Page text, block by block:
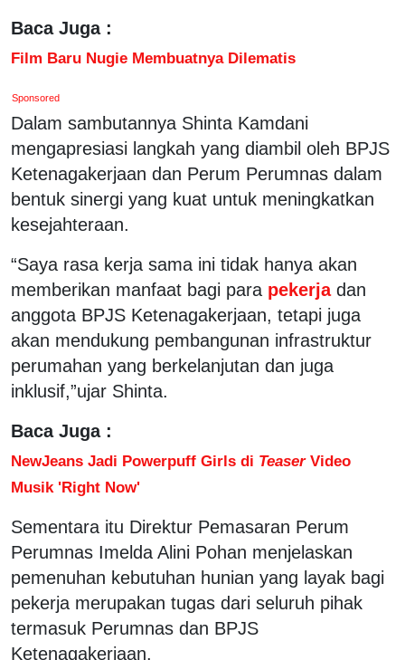
Baca Juga :
Film Baru Nugie Membuatnya Dilematis
Sponsored
Dalam sambutannya Shinta Kamdani
mengapresiasi langkah yang diambil oleh BPJS
Ketenagakerjaan dan Perum Perumnas dalam
bentuk sinergi yang kuat untuk meningkatkan
kesejahteraan.
“Saya rasa kerja sama ini tidak hanya akan
memberikan manfaat bagi para pekerja dan
anggota BPJS Ketenagakerjaan, tetapi juga
akan mendukung pembangunan infrastruktur
perumahan yang berkelanjutan dan juga
inklusif,”ujar Shinta.
Baca Juga :
NewJeans Jadi Powerpuff Girls di TeaserVideo
Musik 'Right Now'
Sementara itu Direktur Pemasaran Perum
Perumnas Imelda Alini Pohan menjelaskan
pemenuhan kebutuhan hunian yang layak bagi
pekerja merupakan tugas dari seluruh pihak
termasuk Perumnas dan BPJS
Ketenagakerjaan.